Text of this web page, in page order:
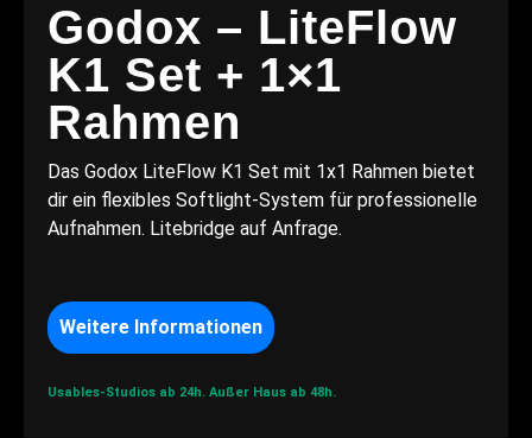
Godox – LiteFlow
K1 Set + 1×1
Rahmen
Das Godox LiteFlow K1 Set mit 1x1 Rahmen bietet
dir ein flexibles Softlight-System für professionelle
Aufnahmen. Litebridge auf Anfrage.
Weitere Informationen
Usables-Studios ab 24h. Außer Haus ab 48h.